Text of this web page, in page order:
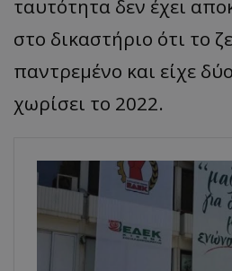
ταυτότητα δεν έχει
στο δικαστήριο ότι το
παντρεμένο και είχε
χωρίσει το 2022.